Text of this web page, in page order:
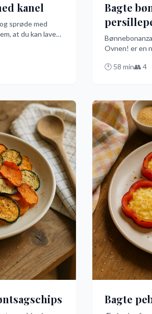
kanel
sprøde med
at du kan lave
i ovnen, indtil
Bagte
Ovnen! er en
persillepesto.
🕐 58 min👥 4
Bagte